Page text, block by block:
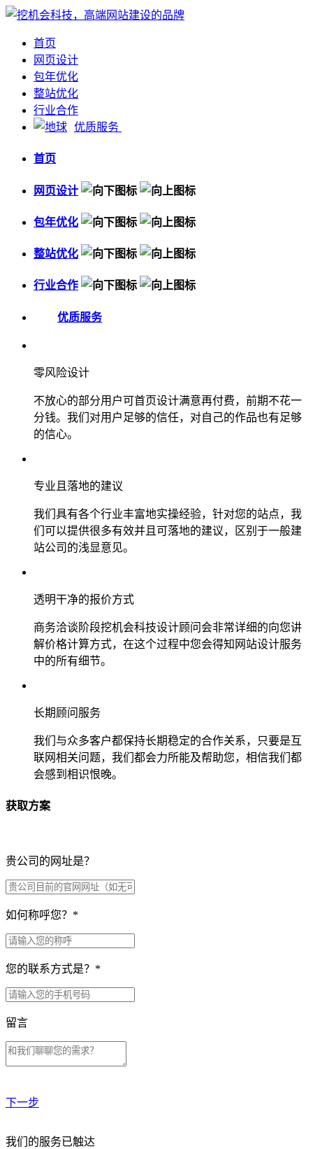
首页
网页设计
包年优化
整站优化
行业合作
优质服务
首页
网页设计
包年优化
整站优化
行业合作
优质服务
零风险设计
不放心的部分用户可首页设计满意再付费，前期不花一
分钱。我们对用户足够的信任，对自己的作品也有足够
的信心。
专业且落地的建议
我们具有各个行业丰富地实操经验，针对您的站点，我
们可以提供很多有效并且可落地的建议，区别于一般建
站公司的浅显意见。
透明干净的报价方式
商务洽谈阶段挖机会科技设计顾问会非常详细的向您讲
解价格计算方式，在这个过程中您会得知网站设计服务
中的所有细节。
长期顾问服务
我们与众多客户都保持长期稳定的合作关系，只要是互
联网相关问题，我们都会力所能及帮助您，相信我们都
会感到相识恨晚。
获取方案
贵公司的网址是？
如何称呼您？ *
您的联系方式是？ *
留言
下一步
贵公司预算范围是？
我们的服务已触达